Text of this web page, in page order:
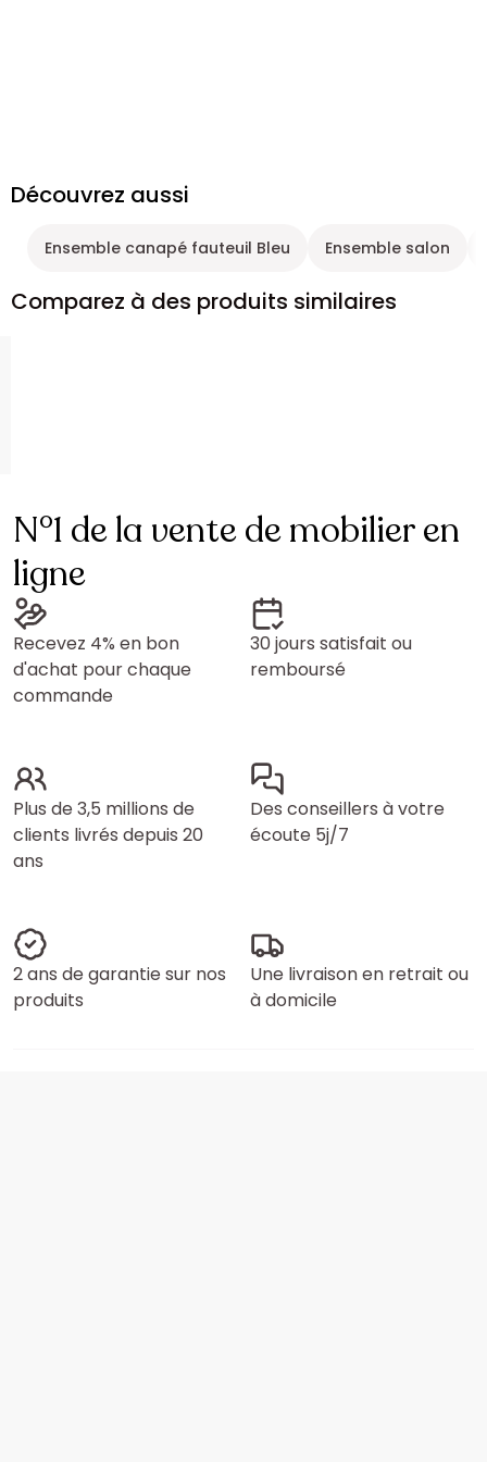
Découvrez aussi
Ensemble canapé fauteuil Bleu Ensemble salon
Comparez à des produits similaires
N°1 de la vente de mobilier en
ligne
Recevez 4% en bon
d'achat pour chaque
commande
30 jours satisfait ou
remboursé
Plus de 3,5 millions de
clients livrés depuis 20
ans
Des conseillers à votre
écoute 5j/7
2 ans de garantie sur nos
produits
Une livraison en retrait ou
à domicile